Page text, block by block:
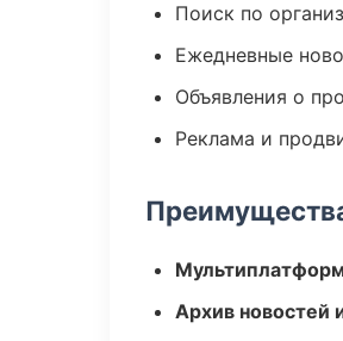
Поиск по
Ежедневные
Объявления о
Реклама и
Архив новостей